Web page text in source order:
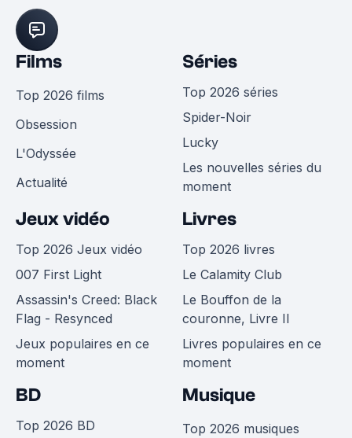
Films
Top 2026 films
Obsession
L'Odyssée
Actualité
Séries
Top 2026 séries
Spider-Noir
Lucky
Les nouvelles séries du
moment
Jeux vidéo
Top 2026 Jeux vidéo
007 First Light
Assassin's Creed: Black
Flag - Resynced
Jeux populaires en ce
moment
Livres
Top 2026 livres
Le Calamity Club
Le Bouffon de la
couronne, Livre II
Livres populaires en ce
moment
BD
Top 2026 BD
Musique
Top 2026 musiques